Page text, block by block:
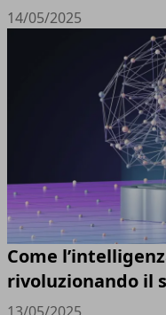
14/05/2025
Come
rivoluzionando il